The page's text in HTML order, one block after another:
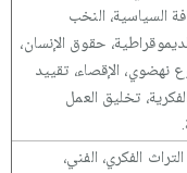
السياسية، النخب
حقوق الإنسان،
نهضوي، الإقصاء، تقييد
تخليق العمل
الفكري، الفني،